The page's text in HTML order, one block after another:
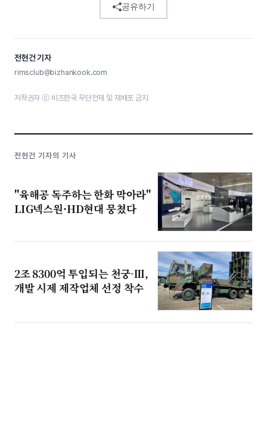
공유하기
전현건 기자
rimsclub@bizhankook.com
저작권자 ⓒ 비즈한국 무단전재 및 재배포 금지
전현건 기자의 기사
"육해공 독주하는 한화 막아라"
LIG넥스원·HD현대 뭉쳤다
2조 8300억 투입되는 천궁-Ⅲ,
개발 시제 제작업체 선정 착수